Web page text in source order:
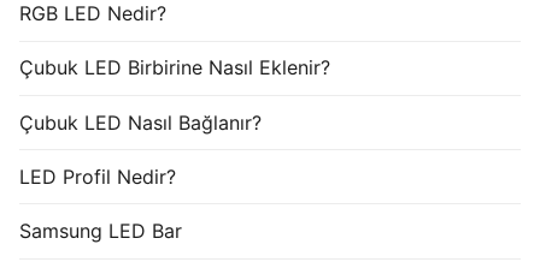
RGB LED Nedir?
Çubuk LED Birbirine Nasıl Eklenir?
Çubuk LED Nasıl Bağlanır?
LED Profil Nedir?
Samsung LED Bar